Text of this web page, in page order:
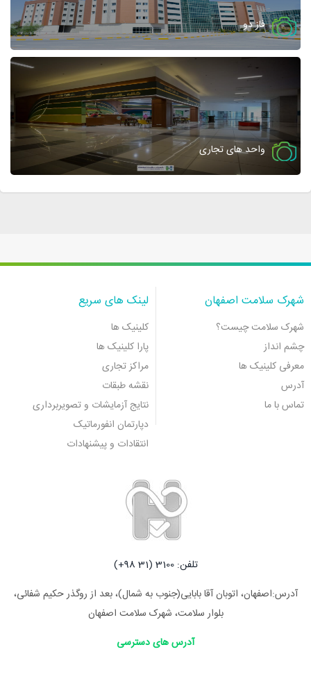
فاز دو
واحد های تجاری
شهرک سلامت اصفهان
شهرک سلامت چیست؟
چشم انداز
معرفی کلینیک ها
آدرس
تماس با ما
لینک های سریع
کلینیک ها
پارا کلینیک ها
مراکز تجاری
نقشه طبقات
نتایج آزمایشات و تصویربرداری
دپارتمان انفورماتیک
انتقادات و پیشنهادات
تلفن: 3100 (31 98+)
آدرس:اصفهان، اتوبان آقا بابایی(جنوب به شمال)، بعد از روگذر حکیم شفائی،
بلوار سلامت، شهرک سلامت اصفهان
آدرس های دسترسی